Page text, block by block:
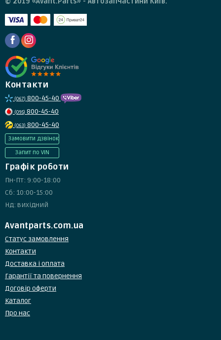
Контакти
(067) 800-45-40
(095) 800-45-40
(063) 800-45-40
Замовити дзвінок
Запит по VIN
Графік роботи
Пн-Пт: 9:00-18:00
Сб: 10:00-15:00
Нд: вихідний
Avantparts.com.ua
Статус замовлення
Контакти
Доставка і оплата
Гарантії та повернення
Договір оферти
Каталог
Про нас